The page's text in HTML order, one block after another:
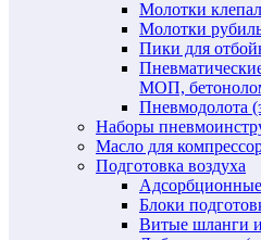
Молотки
Молотки
Пики для
МОП,
Пневмодолота
Наборы
Масло для
Подготовка воздуха
Блоки
Витые шланги